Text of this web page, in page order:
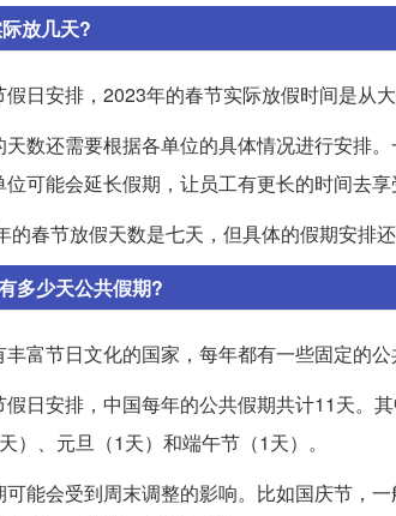
放几天?
日安排，2023年的春节实际放假时间是从
数还需要根据各单位的具体情况进行安排
可能会延长假期，让员工有更长的时间去
的春节放假天数是七天，但具体的假期安排
多少天公共假期?
富节日文化的国家，每年都有一些固定的
日安排，中国每年的公共假期共计11天。
）、元旦（1天）和端午节（1天）。
能会受到周末调整的影响。比如国庆节，